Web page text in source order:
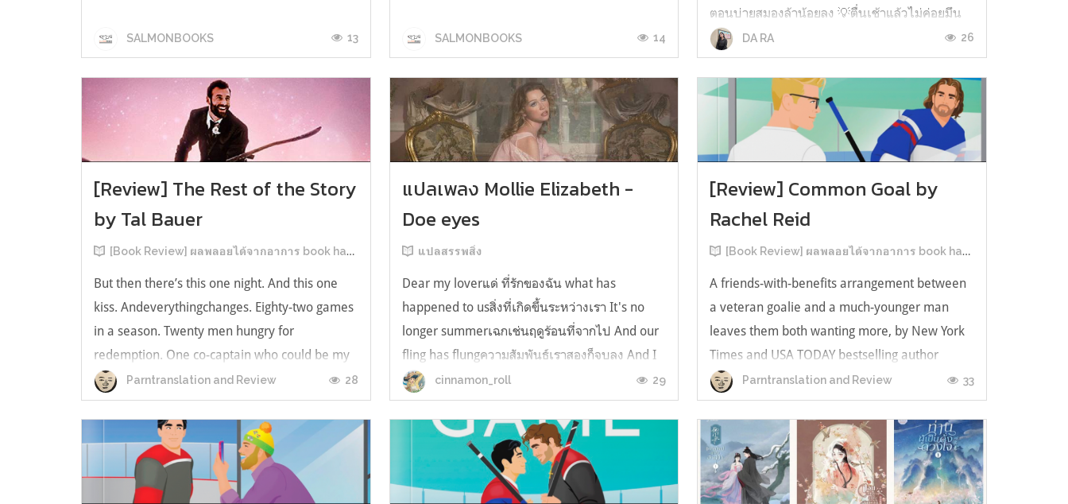
SALMONBOOKS 13 SALMONBOOKS 14
ตอนบ่ายสมองล้าน้อยลง 💡ตื่นเช้าแล้วไม่ค่อยมึน
หัว 💡ไอเดียไม่ตัน ยิ่งทำงานสาย Content แนะนำ
ว่าควรมี ชอบตรงที่ไม่มีกลิ่นคาวเลย กินง่ายสุด
ตั้งแต่เคยกินน้ำมันปลามาเลย ใครที่เคยกิ...
DA RA 26
[Review] The Rest of the Story
by Tal Bauer
[Book Review] ผลพลอยได้จากอาการ book hangover หลังอ่านสารพัน MM Romance
But then there’s this one night. And this one
kiss. Andeverythingchanges. Eighty-two games
in a season. Twenty men hungry for
redemption. One co-captain who could be my
forever. This is the rest of the story. หลังอ่าน
แบบฟีลกู้ดติดๆ กันแล้ว เลยอยากได้ความแสบ
ทรวงในชีวิตบ้าง (หาเรื่อง!) เล่มนี้คู่หูเอ...
Parntranslation and Review 28
แปลเพลง Mollie Elizabeth -
Doe eyes
แปลสรรพสิ่ง
Dear my loverแด่ ที่รักของฉัน what has
happened to usสิ่งที่เกิดขึ้นระหว่างเรา It's no
longer summerเฉกเช่นฤดูร้อนที่จากไป And our
fling has flungความสัมพันธ์เราสองก็จบลง And I
still spin your recordsแต่ฉันยังเล่นเพลงโปรดของ
คุณบนแผ่นเสียงไวนิล And You still feel like
homeในใจฉัน ตัวตนคุณก็ยังอบอ...
cinnamon_roll 29
[Review] Common Goal by
Rachel Reid
[Book Review] ผลพลอยได้จากอาการ book hangover หลังอ่านสารพัน MM Romance
A friends-with-benefits arrangement between
a veteran goalie and a much-younger man
leaves them both wanting more, by New York
Times and USA TODAY bestselling author
Rachel Reid. เป็นเรื่องลำดับที่ 4ในซีรีส์ Game
Changer และเป็นเล่มที่ 4 ที่เราหยิบมาอ่าน ใน
ที่สุดลำดับเรื่องกับลำดับที่หยิบอ่านก็ตรงกั...
Parntranslation and Review 33